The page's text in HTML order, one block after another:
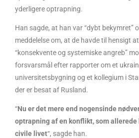
yderligere optrapning.
Han sagde, at han var “dybt bekymret”
meddelelse om, at de havde til hensigt
“konsekvente og systemiske angreb”
forsvarsmål efter rapporter om et
universitetsbygning og et kollegium i
der er besat af Rusland.
“Nu er det mere end nogensinde
optrapning af en konflikt, som allerede
civile livet“, sagde han.